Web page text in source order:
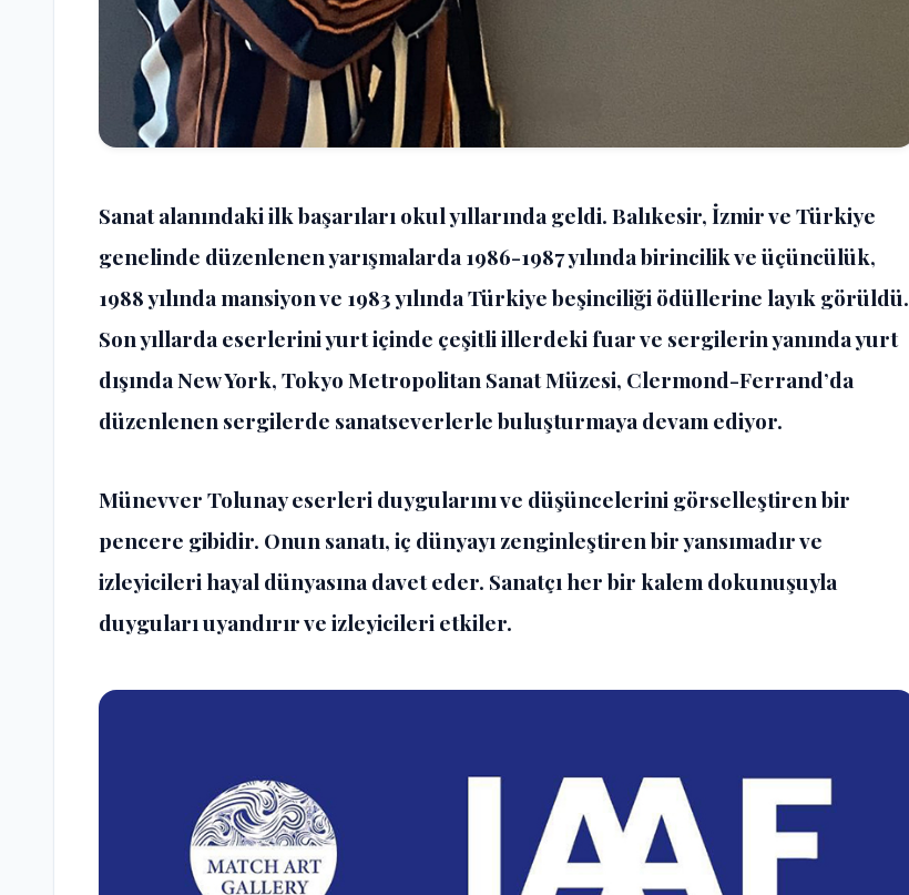
Sanat alanındaki ilk başarıları okul yıllarında geldi. Balıkesir, İzmir ve Türkiye
genelinde düzenlenen yarışmalarda 1986-1987 yılında birincilik ve üçüncülük,
1988 yılında mansiyon ve 1983 yılında Türkiye beşinciliği ödüllerine layık görüldü.
Son yıllarda eserlerini yurt içinde çeşitli illerdeki fuar ve sergilerin yanında yurt
dışında New York, Tokyo Metropolitan Sanat Müzesi, Clermond-Ferrand’da
düzenlenen sergilerde sanatseverlerle buluşturmaya devam ediyor.
Münevver Tolunay eserleri duygularını ve düşüncelerini görselleştiren bir
pencere gibidir. Onun sanatı, iç dünyayı zenginleştiren bir yansımadır ve
izleyicileri hayal dünyasına davet eder. Sanatçı her bir kalem dokunuşuyla
duyguları uyandırır ve izleyicileri etkiler.